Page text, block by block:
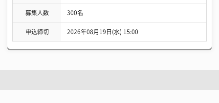
募集人数 300名
申込締切 2026年08月19日(水) 15:00